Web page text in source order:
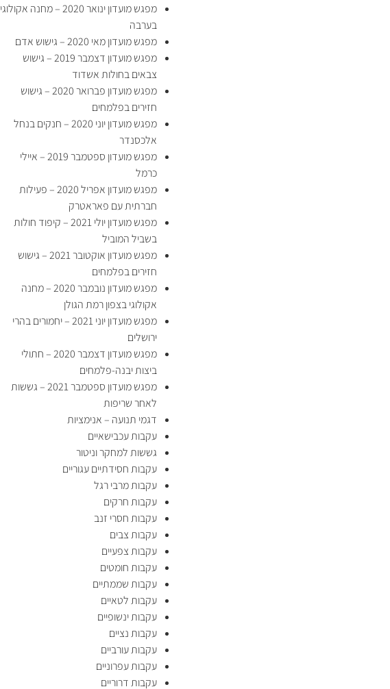
מפגש מועדון ינואר 2020 – מחנה אקולוגי
בערבה
מפגש מועדון מאי 2020 – גישוש אדם
מפגש מועדון דצמבר 2019 – גישוש
צבאים בחולות אשדוד
מפגש מועדון פברואר 2020 – גישוש
חזירים בפלמחים
מפגש מועדון יוני 2020 – חנקים בנחל
אלכסנדר
מפגש מועדון ספטמבר 2019 – איילי
כרמל
מפגש מועדון אפריל 2020 – פעילות
חברתית עם פאראטרק
מפגש מועדון יולי 2021 – קיפוד חולות
בשביל המוביל
מפגש מועדון אוקטובר 2021 – גישוש
חזירים בפלמחים
מפגש מועדון נובמבר 2020 – מחנה
אקולוגי בצפון רמת הגולן
מפגש מועדון יוני 2021 – יחמורים בהרי
ירושלים
מפגש מועדון דצמבר 2020 – חתולי
ביצות יבנה-פלמחים
מפגש מועדון ספטמבר 2021 – גששות
לאחר שריפות
דגמי תנועה – אנימציות
עקבות עכבישאיים
גששות למחקר וניטור
עקבות חסידתיים עגוריים
עקבות מרבי רגל
עקבות חרקים
עקבות חסרי זנב
עקבות צבים
עקבות צפעיים
עקבות חומטים
עקבות שממתיים
עקבות לטאיים
עקבות ינשופיים
עקבות נציים
עקבות עורביים
עקבות עפרוניים
עקבות דרוריים